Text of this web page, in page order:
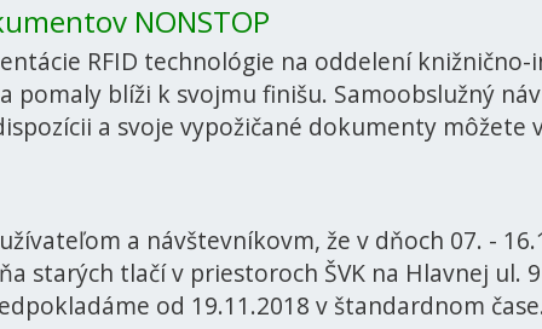
NONSTOP
RFID technológie na oddelení
pomaly blíži k svojmu finišu. Samoobslužný
a svoje vypožičané dokumenty
a návštevníkovm, že v dňoch 07. -
starých tlačí v priestoroch ŠVK na Hlavnej ul.
od 19.11.2018 v štandardnom